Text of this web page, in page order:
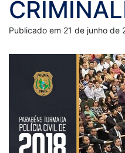
Publicado em 21 de junho de